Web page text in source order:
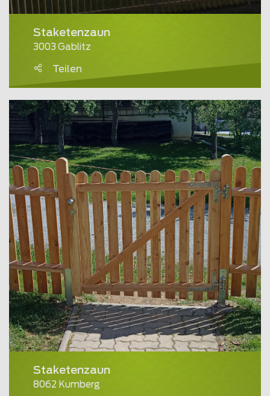
Staketenzaun
3003 Gablitz
Teilen
Staketenzaun
8062 Kumberg